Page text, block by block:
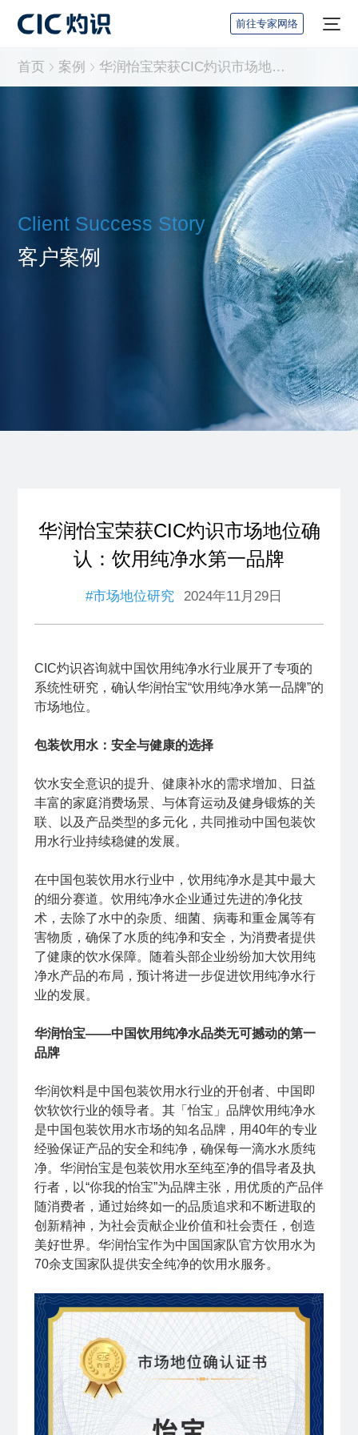
前往专家网络
Client Success Story
客户案例
首页 案例 华润怡宝荣获CIC灼识市场地位确认：饮用纯净水第一品牌
华润怡宝荣获CIC灼识市场地位确
认：饮用纯净水第一品牌
#市场地位研究 2024年11月29日
CIC灼识咨询就中国饮用纯净水行业展开了专项的
系统性研究，确认华润怡宝“饮用纯净水第一品牌”的
市场地位。
包装饮用水：安全与健康的选择
饮水安全意识的提升、健康补水的需求增加、日益
丰富的家庭消费场景、与体育运动及健身锻炼的关
联、以及产品类型的多元化，共同推动中国包装饮
用水行业持续稳健的发展。
在中国包装饮用水行业中，饮用纯净水是其中最大
的细分赛道。饮用纯净水企业通过先进的净化技
术，去除了水中的杂质、细菌、病毒和重金属等有
害物质，确保了水质的纯净和安全，为消费者提供
了健康的饮水保障。随着头部企业纷纷加大饮用纯
净水产品的布局，预计将进一步促进饮用纯净水行
业的发展。
华润怡宝——中国饮用纯净水品类无可撼动的第一
品牌
华润饮料是中国包装饮用水行业的开创者、中国即
饮软饮行业的领导者。其「怡宝」品牌饮用纯净水
是中国包装饮用水市场的知名品牌，用40年的专业
经验保证产品的安全和纯净，确保每一滴水水质纯
净。华润怡宝是包装饮用水至纯至净的倡导者及执
行者，以“你我的怡宝”为品牌主张，用优质的产品伴
随消费者，通过始终如一的品质追求和不断进取的
创新精神，为社会贡献企业价值和社会责任，创造
美好世界。华润怡宝作为中国国家队官方饮用水为
70余支国家队提供安全纯净的饮用水服务。